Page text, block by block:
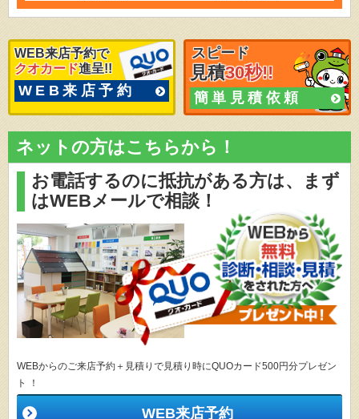
WEB来店予約で
クオカード進呈!!
WEB来店予約
スピード
見積30秒!!
簡単見積依頼
ネットの方はこちらから！
お電話するのに抵抗がある方は、
まず
はWEBメールで相談！
WEBからのご来店予約＋見積りで見積り時にQUOカード500円分プレゼン
ト ！
WEB来店予約